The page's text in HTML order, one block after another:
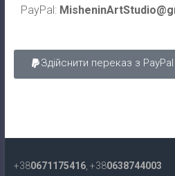
PayPal:
Здійснити переказ з PayPal
+380671175416, +380638744003